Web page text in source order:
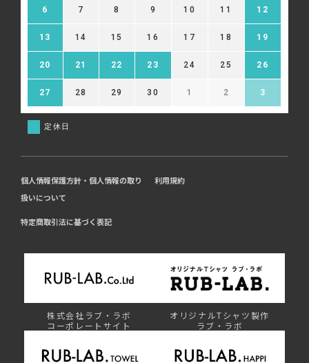
6 7 8 9 10 11 12
13 14 15 16 17 18 19
20 21 22 23 24 25 26
27 28 29 30 1 2 3
定休日
個人情報保護方針・個人情報の取り
扱いについて
利用規約
特定商取引法に基づく表記
株式会社ラブ・ラボ
コーポレートサイト
オリジナルTシャツ製作
ラブ・ラボ